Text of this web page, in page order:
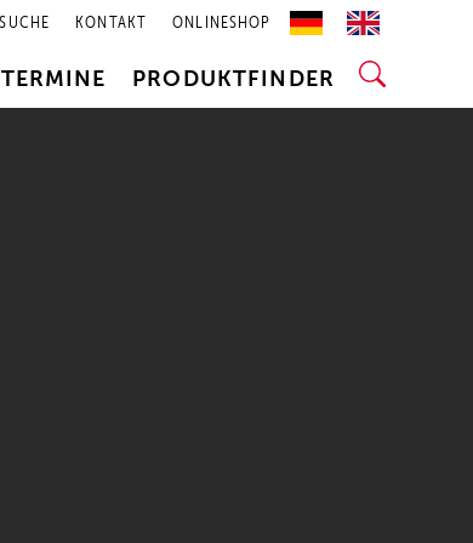
KONTAKT ONLINESHOP
TERMINE PRODUKTFINDER